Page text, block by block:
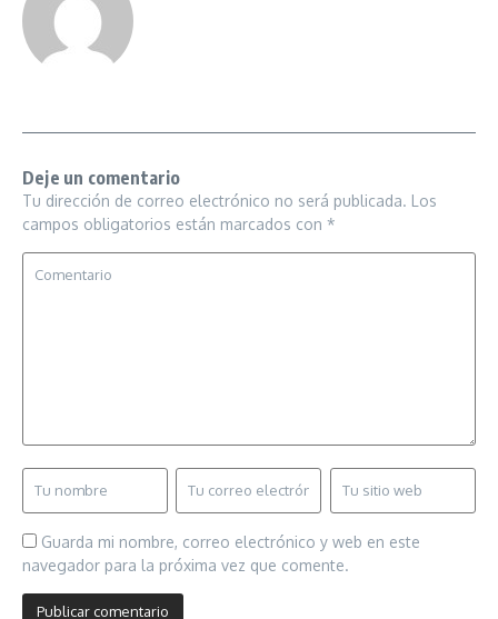
Deje un comentario
Tu dirección de correo electrónico no será publicada. Los
campos obligatorios están marcados con *
Guarda mi nombre, correo electrónico y web en este
navegador para la próxima vez que comente.